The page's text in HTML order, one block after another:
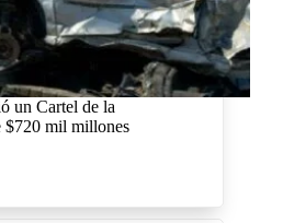
un Cartel de la
$720 mil millones